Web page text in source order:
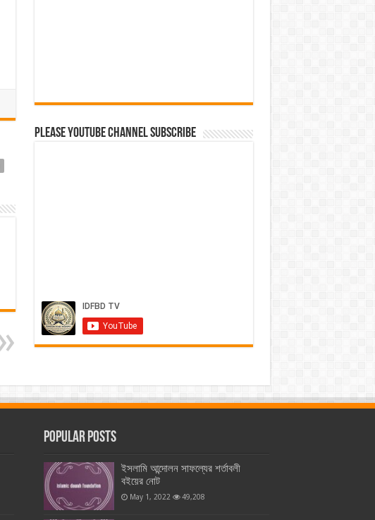
Please Youtube Channel Subscribe
Popular Posts
ইসলামি আন্দোলন সাফল্যের শর্তাবলী
বইয়ের নোট
May 1, 2022 49,208